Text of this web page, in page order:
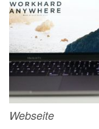
Webseite